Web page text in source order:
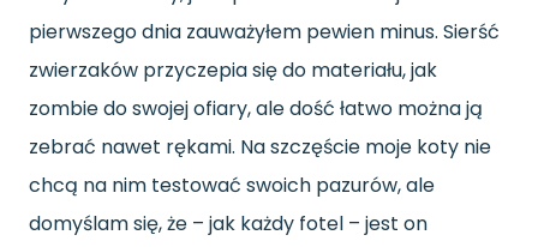
pierwszego dnia zauważyłem pewien minus. Sierść
zwierzaków przyczepia się do materiału, jak
zombie do swojej ofiary, ale dość łatwo można ją
zebrać nawet rękami. Na szczęście moje koty nie
chcą na nim testować swoich pazurów, ale
domyślam się, że – jak każdy fotel – jest on